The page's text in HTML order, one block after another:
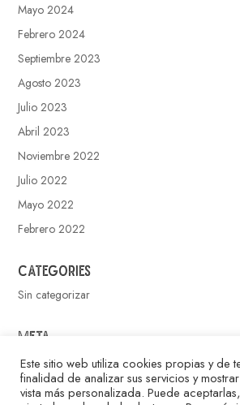
Mayo 2024
Febrero 2024
Septiembre 2023
Agosto 2023
Julio 2023
Abril 2023
Noviembre 2022
Julio 2022
Mayo 2022
Febrero 2022
Categories
Sin categorizar
Meta
Acceder
Feed de entradas
Este sitio web utiliza cookies propias y de
finalidad de analizar sus servicios y
vista más personalizada. Puede